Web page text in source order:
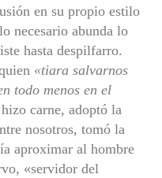
en su propio estilo
nece­sario abunda lo
hasta despilfarro.
«tiara salvarnos
todo menos en el
carne, adoptó la
nosotros, tomó la
aproximar al hombre
«servidor del